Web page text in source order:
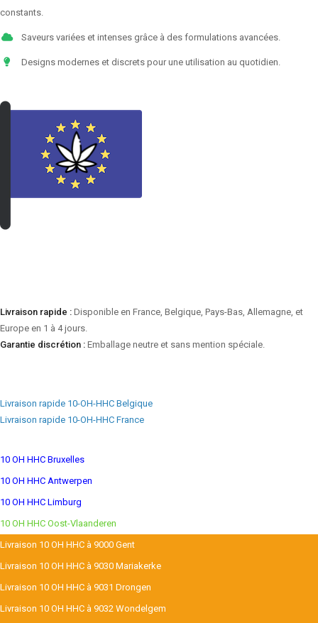
constants.
Saveurs variées et intenses grâce à des formulations avancées.
Designs modernes et discrets pour une utilisation au quotidien.
Livraison rapide : Disponible en France, Belgique, Pays-Bas, Allemagne, et
Europe en 1 à 4 jours.
Garantie discrétion : Emballage neutre et sans mention spéciale.
Livraison rapide 10-OH-HHC Belgique
Livraison rapide 10-OH-HHC France
10 OH HHC Bruxelles
10 OH HHC Antwerpen
10 OH HHC Limburg
10 OH HHC Oost-Vlaanderen
Livraison 10 OH HHC à 9000 Gent
Livraison 10 OH HHC à 9030 Mariakerke
Livraison 10 OH HHC à 9031 Drongen
Livraison 10 OH HHC à 9032 Wondelgem